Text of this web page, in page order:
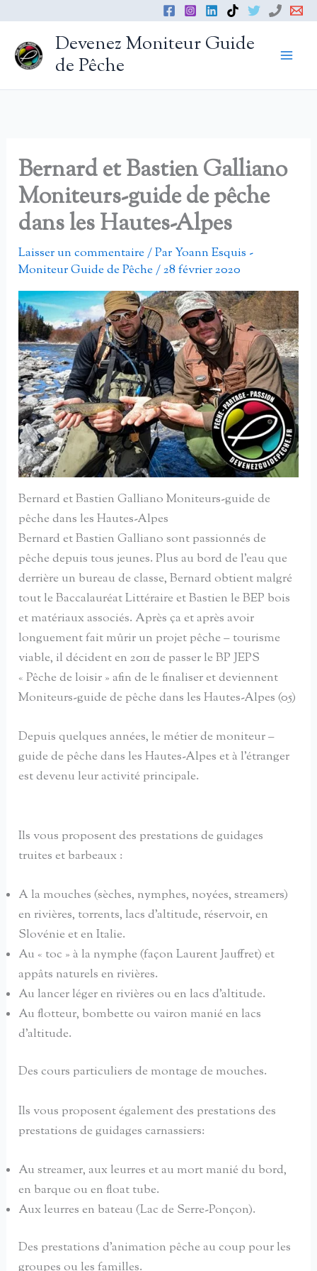
contenu
Devenez Moniteur Guide
de Pêche
Bernard et Bastien Galliano
Moniteurs-guide de pêche
dans les Hautes-Alpes
Laisser un commentaire/ ParYoann Esquis -
Moniteur Guide de Pêche/28 février 2020
Bernard et Bastien Galliano Moniteurs-guide de
pêche dans les Hautes-Alpes
Bernard et Bastien Galliano sont passionnés de
pêche depuis tous jeunes. Plus au bord de l’eau que
derrière un bureau de classe, Bernard obtient malgré
tout le Baccalauréat Littéraire et Bastien le BEP bois
et matériaux associés. Après ça et après avoir
longuement fait mûrir un projet pêche – tourisme
viable, il décident en 2011 de passer le BP JEPS
« Pêche de loisir » afin de le finaliser et deviennent
Moniteurs-guide de pêche dans les Hautes-Alpes (05)
Depuis quelques années, le métier de moniteur –
guide de pêche dans les Hautes-Alpes et à l’étranger
est devenu leur activité principale.
Ils vous proposent des prestations de guidages
truites et barbeaux :
A la mouches (sèches, nymphes, noyées, streamers)
en rivières, torrents, lacs d’altitude, réservoir, en
Slovénie et en Italie.
Au « toc » à la nymphe (façon Laurent Jauffret) et
appâts naturels en rivières.
Au lancer léger en rivières ou en lacs d’altitude.
Au flotteur, bombette ou vairon manié en lacs
d’altitude.
Des cours particuliers de montage de mouches.
Ils vous proposent également des prestations des
prestations de guidages carnassiers:
Au streamer, aux leurres et au mort manié du bord,
en barque ou en float tube.
Aux leurres en bateau (Lac de Serre-Ponçon).
Des prestations d’animation pêche au coup pour les
groupes ou les familles.